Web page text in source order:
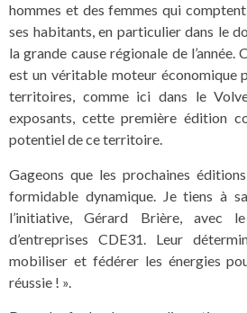
hommes et des femmes qui
ses habitants, en particulier dans le
la grande cause régionale de l’année.
est un véritable moteur économique
territoires, comme ici dans le
exposants, cette première édition
potentiel de ce territoire.
Gageons que les prochaines
formidable dynamique. Je tiens à
l’initiative, Gérard Brière, avec
d’entreprises CDE31. Leur
mobiliser et fédérer les énergies
réussie ! ».